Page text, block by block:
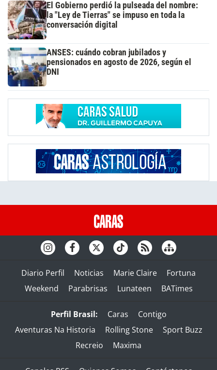
El Gobierno perdió la pulseada del nombre:
la "Ley de Tierras" se impuso en toda la
conversación digital
ANSES: cuándo cobran jubilados y
pensionados en agosto de 2026, según el
DNI
Diario Perfil Noticias Marie Claire
Fortuna
Weekend
Parabrisas Lunateen BATimes
Perfil Brasil: Caras
Contigo
Aventuras Na Historia
Rolling Stone
Sport Buzz
Recreio
Maxima